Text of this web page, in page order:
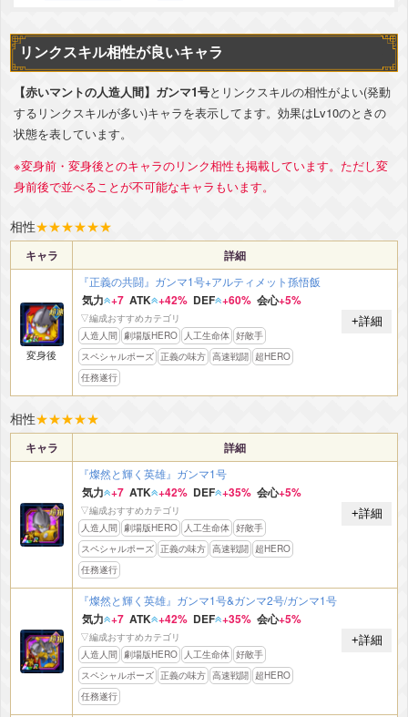
リンクスキル相性が良いキャラ
【赤いマントの人造人間】ガンマ1号とリンクスキルの相性がよい(発動
するリンクスキルが多い)キャラを表示してます。効果はLv10のときの
状態を表しています。
※変身前・変身後とのキャラのリンク相性も掲載しています。ただし変
身前後で並べることが不可能なキャラもいます。
相性★★★★★★
キャラ 詳細
変身後
『正義の共闘』ガンマ1号+アルティメット孫悟飯
気力 +7 ATK +42% DEF +60% 会心+5%
▽編成おすすめカテゴリ
人造人間 劇場版HERO 人工生命体 好敵手
スペシャルポーズ 正義の味方 高速戦闘 超HERO
任務遂行
+詳細
相性★★★★★
キャラ 詳細
『燦然と輝く英雄』ガンマ1号
気力 +7 ATK +42% DEF +35% 会心+5%
▽編成おすすめカテゴリ
人造人間 劇場版HERO 人工生命体 好敵手
スペシャルポーズ 正義の味方 高速戦闘 超HERO
任務遂行
+詳細
『燦然と輝く英雄』ガンマ1号&ガンマ2号/ガンマ1号
気力 +7 ATK +42% DEF +35% 会心+5%
▽編成おすすめカテゴリ
人造人間 劇場版HERO 人工生命体 好敵手
スペシャルポーズ 正義の味方 高速戦闘 超HERO
任務遂行
+詳細